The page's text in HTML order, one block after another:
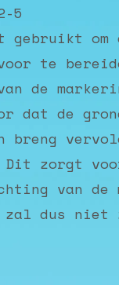
5
gebruikt om
te
de
dat de
breng
Dit zorgt
van de
zal dus niet